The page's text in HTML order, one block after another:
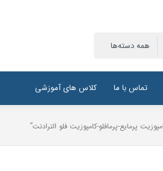
تماس با ما کلاس های آموزشی
پرمایع-پرمافلو-کامپوزیت فلو الترادنت”